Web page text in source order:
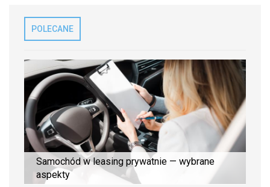
POLECANE
Samochód w leasing prywatnie — wybrane
aspekty